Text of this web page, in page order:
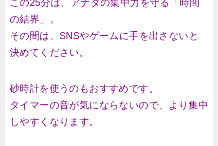
この25分は、アナタの集中力を守る「時間
の結界」。
その間は、SNSやゲームに手を出さないと
決めてください。
砂時計を使うのもおすすめです。
タイマーの音が気にならないので、より集中
しやすくなります。